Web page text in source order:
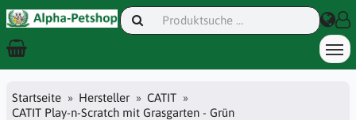
Startseite Hersteller
CATIT
CATIT Play-n-Scratch mit Grasgarten - Grün